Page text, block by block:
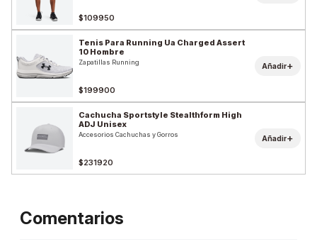
$109950
Tenis Para Running Ua Charged Assert
10 Hombre
Zapatillas Running
$199900
Añadir+
Cachucha Sportstyle Stealthform High
ADJ Unisex
Accesorios Cachuchas y Gorros
$231920
Añadir+
Comentarios